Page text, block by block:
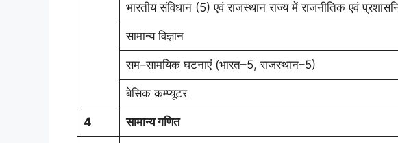
भारतीय संविधान (5) एवं राजस्थान राज्य में राजनीतिक एवं
सामान्य विज्ञान
सम–सामयिक घटनाएं (भारत–5, राजस्थान–5)
बेसिक कम्प्यूटर
4 सामान्य गणित